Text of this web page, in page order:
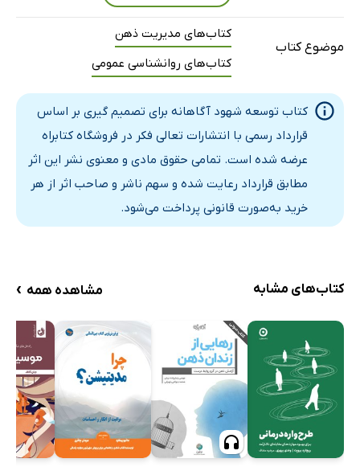
غنی از شهود و نامزدهای تحقیق
فهرست منابع
موضوع کتاب
کتاب‌های مدیریت ذهن
کتاب‌های روانشناسی عمومی
کتاب توسعه شهود آگاهانه برای تصمیم‌ گیری بر اساس
قرارداد رسمی با انتشارات تعالی فکر در فروشگاه کتابراه
عرضه شده است. تمامی حقوق مادی و معنوی نشر این اثر
مطابق قرارداد رعایت شده و سهم ناشر و صاحب اثر از هر
خرید به‌صورت قانونی پرداخت می‌شود.
کتاب‌های مشابه مشاهده همه ›